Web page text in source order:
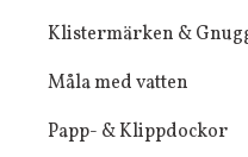
Klistermärken &
Måla med vatten
Papp- & Klippdockor